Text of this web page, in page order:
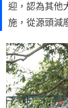
迎，認為其他
施，從源頭減